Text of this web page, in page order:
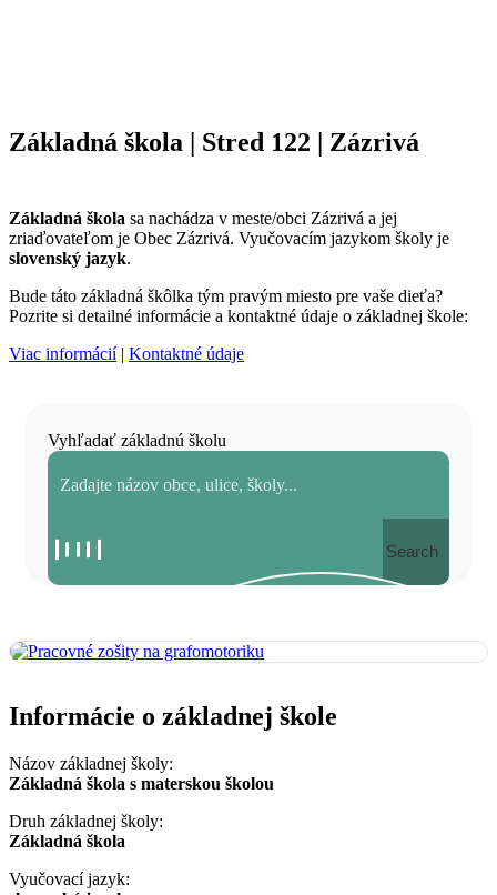
Základná škola | Stred 122 | Zázrivá
Základná škola sa nachádza v meste/obci Zázrivá a jej
zriaďovateľom je Obec Zázrivá. Vyučovacím jazykom školy je
slovenský jazyk.
Bude táto základná škôlka tým pravým miesto pre vaše dieťa?
Pozrite si detailné informácie a kontaktné údaje o základnej škole:
Viac informácií| Kontaktné údaje
Vyhľadať základnú školu
Search
Informácie o základnej škole
Názov základnej školy:
Základná škola s materskou školou
Druh základnej školy:
Základná škola
Vyučovací jazyk: